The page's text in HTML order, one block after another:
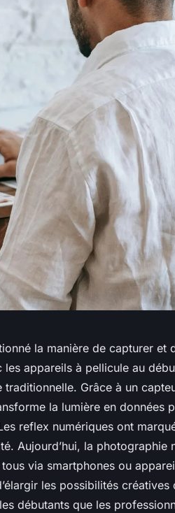
la manière de capturer et
appareils à pellicule au
Grâce à un
la lumière en données
reflex numériques ont
Aujourd’hui, la photographie
via smartphones ou
les possibilités créatives
débutants que les